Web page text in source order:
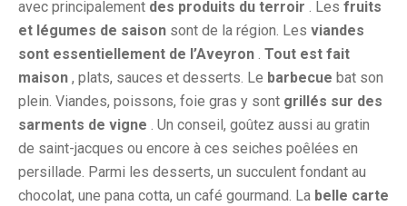
avec principalement des produits du terroir . Les fruits
et légumes de saison sont de la région. Les viandes
sont essentiellement de l’Aveyron . Tout est fait
maison , plats, sauces et desserts. Le barbecue bat son
plein. Viandes, poissons, foie gras y sont grillés sur des
sarments de vigne . Un conseil, goûtez aussi au gratin
de saint-jacques ou encore à ces seiches poêlées en
persillade. Parmi les desserts, un succulent fondant au
chocolat, une pana cotta, un café gourmand. La belle carte